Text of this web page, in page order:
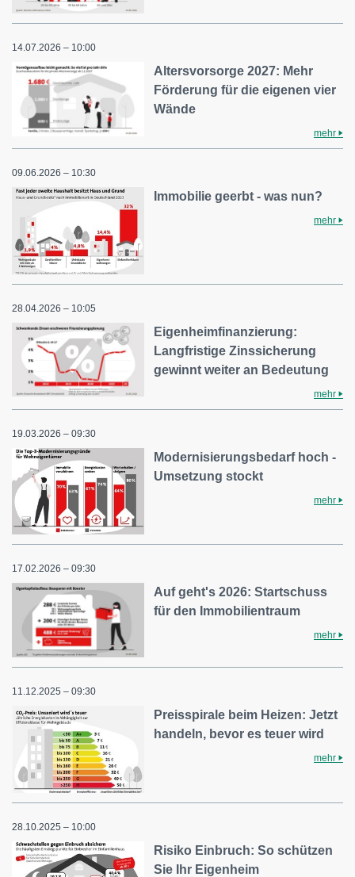
14.07.2026 – 10:00
Altersvorsorge 2027: Mehr
Förderung für die eigenen vier
Wände
mehr
09.06.2026 – 10:30
Immobilie geerbt - was nun?
mehr
28.04.2026 – 10:05
Eigenheimfinanzierung:
Langfristige Zinssicherung
gewinnt weiter an Bedeutung
mehr
19.03.2026 – 09:30
Modernisierungsbedarf hoch -
Umsetzung stockt
mehr
17.02.2026 – 09:30
Auf geht's 2026: Startschuss
für den Immobilientraum
mehr
11.12.2025 – 09:30
Preisspirale beim Heizen: Jetzt
handeln, bevor es teuer wird
mehr
28.10.2025 – 10:00
Risiko Einbruch: So schützen
Sie Ihr Eigenheim